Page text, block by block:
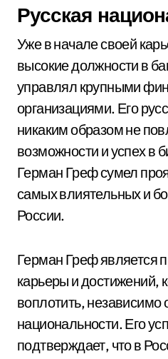
Русская
Уже в начале своей
высокие должности в
управлял крупными
организациями. Его
никаким образом не
возможности и успех в
Герман Греф сумел
самых влиятельных и
России.
Герман Греф является
карьеры и достижений,
воплотить, независимо
национальности. Его
подтверждает, что в